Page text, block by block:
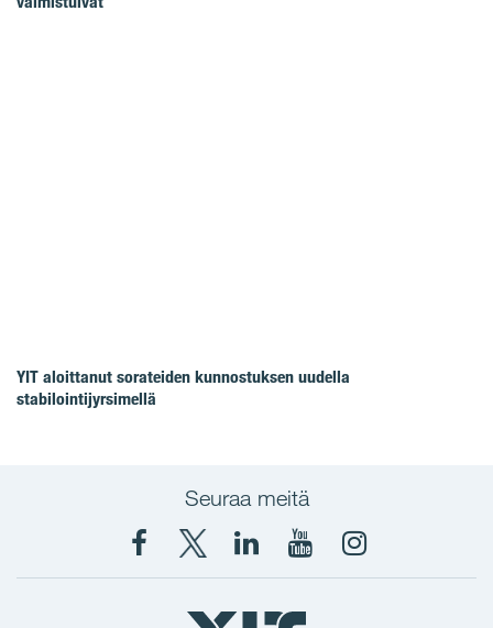
YIT aloittanut sorateiden kunnostuksen uudella
stabilointijyrsimellä
Seuraa meitä
Facebook
X
YIT
YIT
Corporation
YIT
Corporation
Instagram